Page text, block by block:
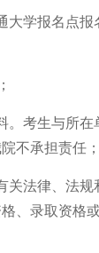
学报名点
。考生与所
不承担责任；
法律、法
、录取资格